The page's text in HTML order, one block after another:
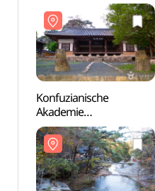
Konfuzianische
Akademie
Mukgyeseowon &
Familiensitz Mukgye des
Andong Kim Clans
(묵계서원 및 안동김씨
묵계종택)